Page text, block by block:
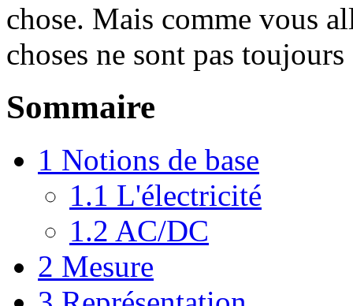
chose. Mais comme vous
choses ne sont pas
Sommaire
1 Notions de base
1.1 L'électricité
1.2 AC/DC
2 Mesure